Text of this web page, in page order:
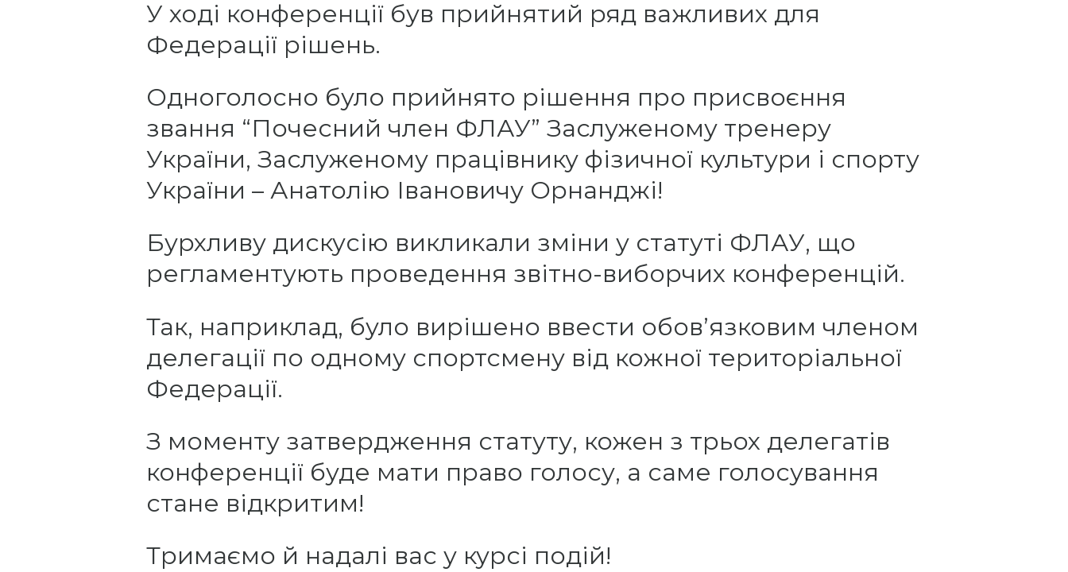
У ході конференції був прийнятий ряд важливих для
Федерації рішень.
Одноголосно було прийнято рішення про присвоєння
звання “Почесний член ФЛАУ” Заслуженому тренеру
України, Заслуженому працівнику фізичної культури і спорту
України – Анатолію Івановичу Орнанджі!
Бурхливу дискусію викликали зміни у статуті ФЛАУ, що
регламентують проведення звітно-виборчих конференцій.
Так, наприклад, було вирішено ввести обов’язковим членом
делегації по одному спортсмену від кожної територіальної
Федерації.
З моменту затвердження статуту, кожен з трьох делегатів
конференції буде мати право голосу, а саме голосування
стане відкритим!
Тримаємо й надалі вас у курсі подій!